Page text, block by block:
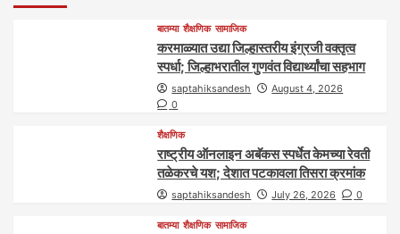
बातम्या शैक्षणिक सामाजिक
करमाळ्यात उद्या जिल्हास्तरीय इंग्रजी वक्तृत्व
स्पर्धा; जिल्हाभरातील गुणवंत विद्यार्थ्यांचा सहभाग
saptahiksandesh
August 4, 2026
0
शैक्षणिक
राष्ट्रीय ऑनलाइन अबॅकस स्पर्धेत केमच्या रेवती
तळेकरचे यश; देशात पटकावला तिसरा क्रमांक
saptahiksandesh July 26, 2026 0
बातम्या शैक्षणिक सामाजिक